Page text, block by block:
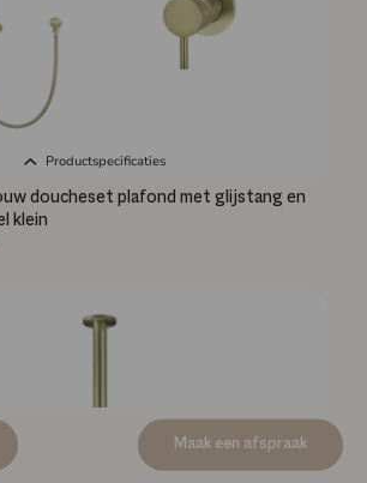
Maak een afspraak
Productspecificaties
doucheset plafond met glijstang en
klein